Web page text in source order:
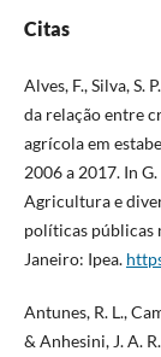
Citas
Alves, F., Silva, S.
da relação entre
agrícola em
2006 a 2017. In G.
Agricultura e
políticas públicas
Janeiro: Ipea.
Antunes, R. L.,
& Anhesini, J. A.